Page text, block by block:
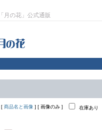
月の花」公式通販
[ 商品名と画像 ] [ 画像のみ ] 在庫あり